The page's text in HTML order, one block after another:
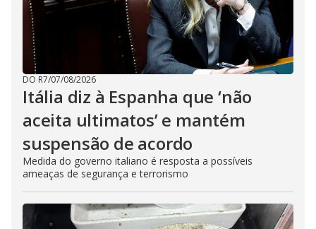
DO R7/07/08/2026
Itália diz à Espanha que ‘não
aceita ultimatos’ e mantém
suspensão de acordo
Medida do governo italiano é resposta a possíveis
ameaças de segurança e terrorismo